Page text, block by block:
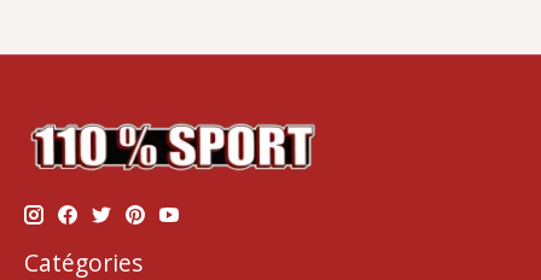
Catégories